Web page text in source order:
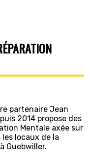
partenaire Jean
2014 propose des
Mentale axée sur
locaux de la
Guebwiller.